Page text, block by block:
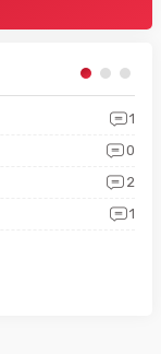
1
0
2
1